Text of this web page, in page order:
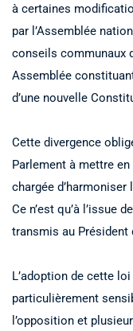
à certaines
par l’Assemblée
conseils communaux
Assemblée
d’une nouvelle
Cette divergence
Parlement à mettre
chargée
Ce n’est qu’à l’issue
transmis au Président
L’adoption de cette
particulièrement
l’opposition et